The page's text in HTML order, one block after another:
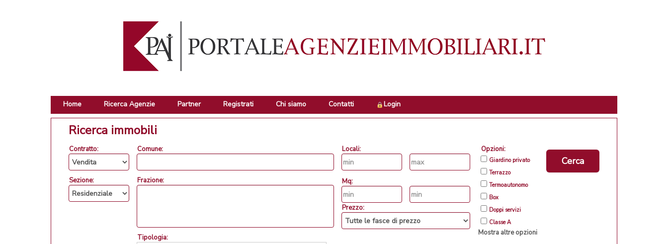
Home Ricerca Agenzie Partner Registrati Chi siamo Contatti Login
Ricerca immobili
Contratto:
Sezione:
Comune:
Frazione:
Tipologia:
Locali:
Mq:
Prezzo:
Opzioni:
Giardino privato
Terrazzo
Termoautonomo
Box
Doppi servizi
Classe A
Mostra altre opzioni
Cerca